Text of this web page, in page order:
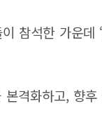
참석한 가운데
격화하고, 향